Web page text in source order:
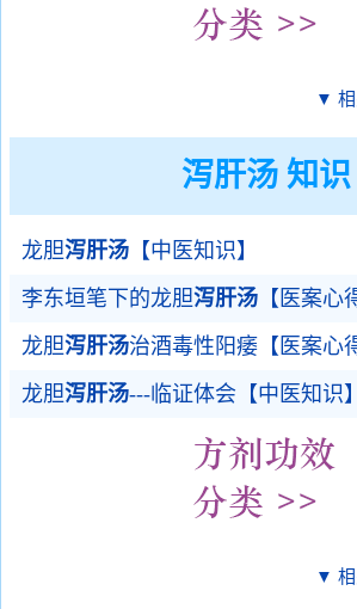
▼ 相
泻肝汤 知识
龙胆泻肝汤 【中医知识】
李东垣笔下的龙胆泻肝汤 【医案心
龙胆泻肝汤治酒毒性阳痿【医案心
龙胆泻肝汤---临证体会【中医知识】
▼ 相